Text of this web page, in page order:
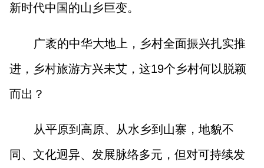
山西市场导报 山西法治报
地方频道
大同 朔州 忻州 吕梁
晋中 阳泉 长治 晋城
新时代中国的山乡巨变。
广袤的中华大地上，乡村全面振兴扎实推
进，乡村旅游方兴未艾，这19个乡村何以脱颖
而出？
从平原到高原、从水乡到山寨，地貌不
同、文化迥异、发展脉络多元，但对可持续发